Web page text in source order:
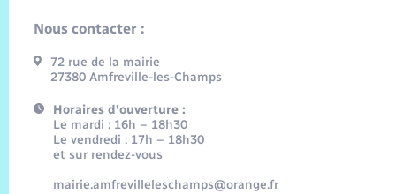
Nous contacter :
72 rue de la mairie
27380 Amfreville-les-Champs
Horaires d'ouverture :
Le mardi : 16h – 18h30
Le vendredi : 17h – 18h30
et sur rendez-vous
mairie.amfrevilleleschamps@orange.fr